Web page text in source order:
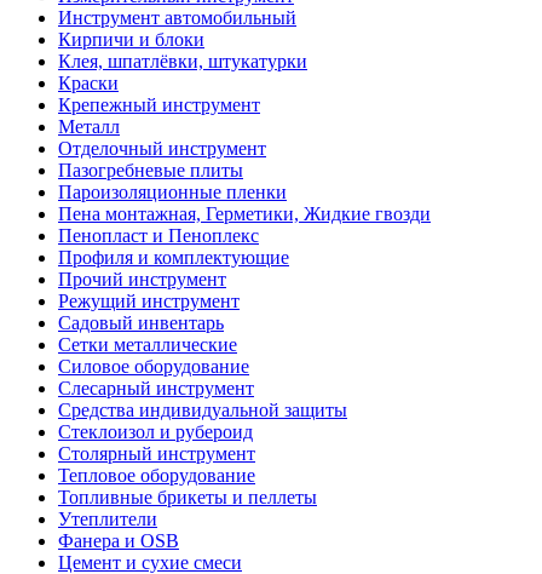
Инструмент автомобильный
Кирпичи и блоки
Клея, шпатлёвки, штукатурки
Краски
Крепежный инструмент
Металл
Отделочный инструмент
Пазогребневые плиты
Пароизоляционные пленки
Пена монтажная, Герметики, Жидкие гвозди
Пенопласт и Пеноплекс
Профиля и комплектующие
Прочий инструмент
Режущий инструмент
Садовый инвентарь
Сетки металлические
Силовое оборудование
Слесарный инструмент
Средства индивидуальной защиты
Стеклоизол и рубероид
Столярный инструмент
Тепловое оборудование
Топливные брикеты и пеллеты
Утеплители
Фанера и OSB
Цемент и сухие смеси